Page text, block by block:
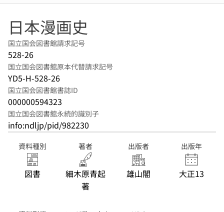
日本漫画史
国立国会図書館請求記号
528-26
国立国会図書館原本代替請求記号
YD5-H-528-26
国立国会図書館書誌ID
000000594323
国立国会図書館永続的識別子
info:ndljp/pid/982230
資料種別
図書
著者
細木原青起
著
出版者
雄山閣
出版年
大正13